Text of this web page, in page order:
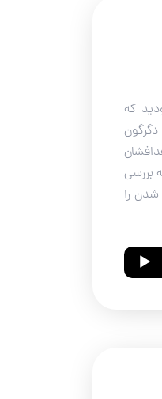
که
بررسی
شدن را